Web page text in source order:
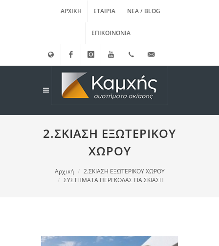
ΑΡΧΙΚΉ ΕΤΑΙΡΊΑ ΝΈΑ / BLOG
ΕΠΙΚΟΙΝΩΝΊΑ
FacebookinstagramYoutube (+30)
210.3455761
info@kamxis.gr
2.ΣΚΙΑΣΗ ΕΞΩΤΕΡΙΚΟΥ
ΧΩΡΟΥ
Αρχική
2.ΣΚΙΑΣΗ ΕΞΩΤΕΡΙΚΟΥ ΧΩΡΟΥ
ΣΥΣΤΗΜΑΤΑ ΠΕΡΓΚΟΛΑΣ ΓΙΑ ΣΚΙΑΣΗ